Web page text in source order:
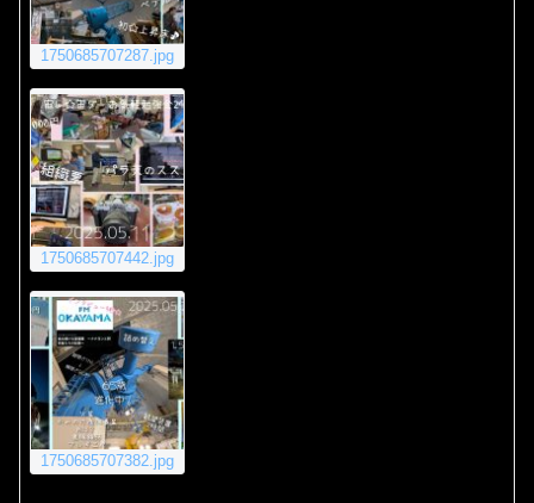
1750685707287.jpg
1750685707442.jpg
1750685707382.jpg